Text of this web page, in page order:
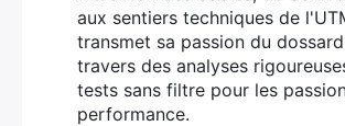
aux sentiers techniques de
transmet sa passion du
travers des analyses
tests sans filtre pour les
performance.